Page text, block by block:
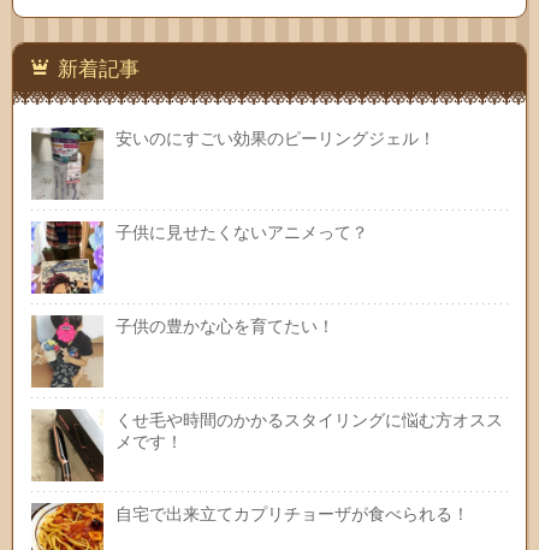
新着記事
安いのにすごい効果のピーリングジェル！
子供に見せたくないアニメって？
子供の豊かな心を育てたい！
くせ毛や時間のかかるスタイリングに悩む方オスス
メです！
自宅で出来立てカプリチョーザが食べられる！